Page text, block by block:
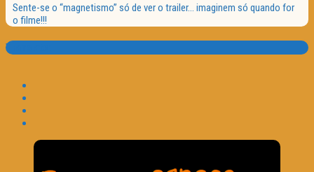
Sente-se o “magnetismo” só de ver o trailer… imaginem só quando for
o filme!!!
Translate: